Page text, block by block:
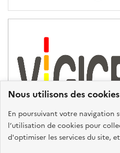
Nous utilisons des cookies
En poursuivant votre navigation
l’utilisation de cookies pour
d'optimiser les services du site,